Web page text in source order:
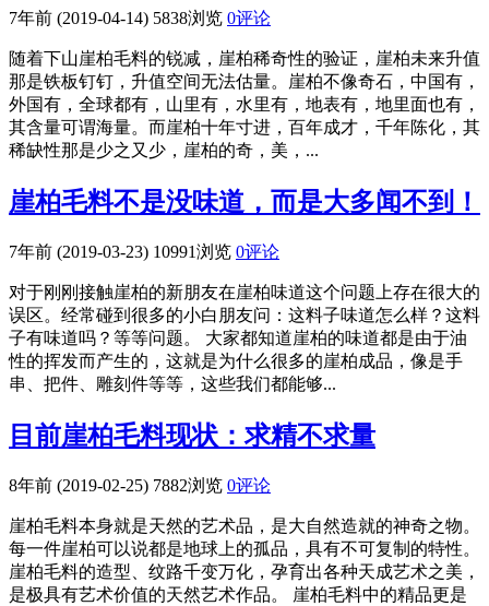
7年前 (2019-04-14) 5838浏览 0评论
随着下山崖柏毛料的锐减，崖柏稀奇性的验证，崖柏未来升值
那是铁板钉钉，升值空间无法估量。崖柏不像奇石，中国有，
外国有，全球都有，山里有，水里有，地表有，地里面也有，
其含量可谓海量。而崖柏十年寸进，百年成才，千年陈化，其
稀缺性那是少之又少，崖柏的奇，美，...
崖柏毛料不是没味道，而是大多闻不到！
7年前 (2019-03-23) 10991浏览 0评论
对于刚刚接触崖柏的新朋友在崖柏味道这个问题上存在很大的
误区。经常碰到很多的小白朋友问：这料子味道怎么样？这料
子有味道吗？等等问题。 大家都知道崖柏的味道都是由于油
性的挥发而产生的，这就是为什么很多的崖柏成品，像是手
串、把件、雕刻件等等，这些我们都能够...
目前崖柏毛料现状：求精不求量
8年前 (2019-02-25) 7882浏览 0评论
崖柏毛料本身就是天然的艺术品，是大自然造就的神奇之物。
每一件崖柏可以说都是地球上的孤品，具有不可复制的特性。
崖柏毛料的造型、纹路千变万化，孕育出各种天成艺术之美，
是极具有艺术价值的天然艺术作品。 崖柏毛料中的精品更是